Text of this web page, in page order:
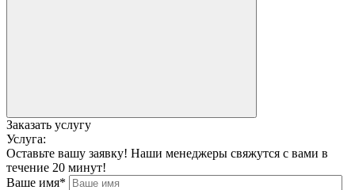
Заказать услугу
Услуга:
Оставьте вашу заявку! Наши менеджеры свяжутся с вами в
течение 20 минут!
Ваше имя*